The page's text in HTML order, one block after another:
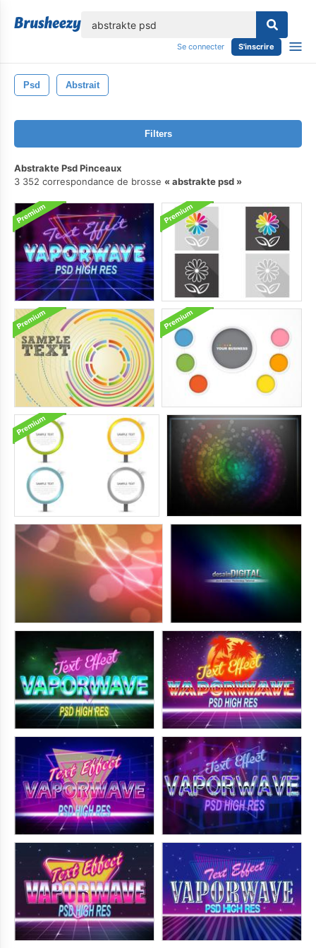
Se connecter S'inscrire
Psd Abstrait
Filters
Abstrakte Psd Pinceaux
3 352 correspondance de brosse
abstrakte psd